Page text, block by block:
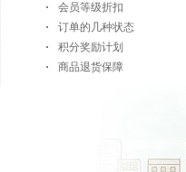
会员等级折扣
订单的几种状态
积分奖励计划
商品退货保障